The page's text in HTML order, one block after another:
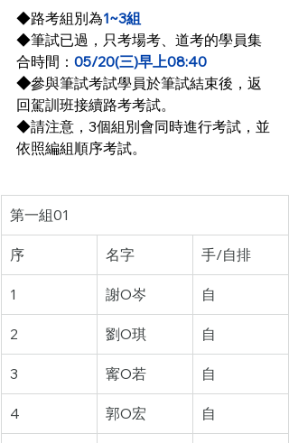
◆路考組別為1~3組
◆筆試已過，只考場考、道考的學員集
合時間： 05/20(三)早上08:40
◆參與筆試考試學員於筆試結束後，返
回駕訓班接續路考考試。
◆請注意，3個組別會同時進行考試，並
依照編組順序考試。
第一組01
序 名字 手/自排
1 謝O岑 自
2 劉O琪 自
3 寗O若 自
4 郭O宏 自